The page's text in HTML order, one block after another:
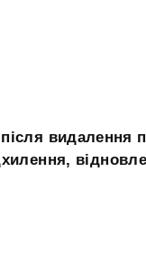
видалення